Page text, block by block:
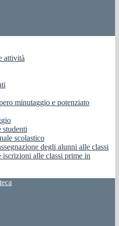
attività
minutaggio e potenziato
studenti
scolastico
degli alunni alle classi
iscrizioni alle classi prime in